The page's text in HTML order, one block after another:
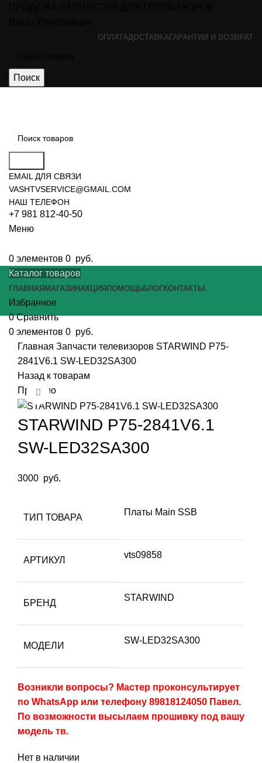
ОПЛАТАДОСТАВКА ГАРАНТИИ И ВОЗВРАТ
Поиск
EMAIL ДЛЯ СВЯЗИ
VASHTVSERVICE@GMAIL.COM
НАШ ТЕЛЕФОН
+7 981 812-40-50
Меню
0 элементов 0 руб.
Каталог товаров
ГЛАВНАЯ МАГАЗИНАКЦИЯ ПОМОЩЬ БЛОГ КОНТАКТЫ
Избранное
0 Сравнить
0 элементов 0 руб.
Главная Запчасти телевизоров STARWIND P75-
2841V6.1 SW-LED32SA300
Назад к товарам
ПроданоНажмите, чтобы увеличить
STARWIND P75-2841V6.1
SW-LED32SA300
3000 руб.
ТИП ТОВАРА
Платы Main SSB
АРТИКУЛ
vts09858
БРЕНД
STARWIND
МОДЕЛИ
SW-LED32SA300
Возникли вопросы? Мастер проконсультирует
по WhatsApp или телефону 89818124050 Павел.
По возможности высылаем прошивку под вашу
модель тв.
Нет в наличии